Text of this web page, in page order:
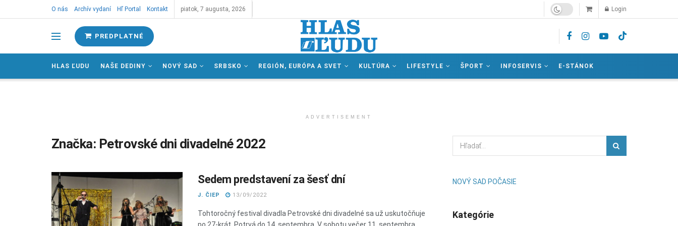
O nás Archív vydaní Hľ Portal Kontakt piatok, 7 augusta, 2026 Login
PREDPLATNÉ
HLAS ĽUDU NAŠE DEDINY NOVÝ SAD SRBSKO REGIÓN, EURÓPA A SVET KULTÚRA LIFESTYLE ŠPORT INFOSERVIS E-STÁNOK
ADVERTISEMENT
Značka: Petrovské dni divadelné 2022
Sedem predstavení za šesť dní
J. ČIEP 13/09/2022
Tohtoročný festival divadla Petrovské dni divadelné sa už uskutočňuje
NOVÝ SAD POČASIE
Kategórie